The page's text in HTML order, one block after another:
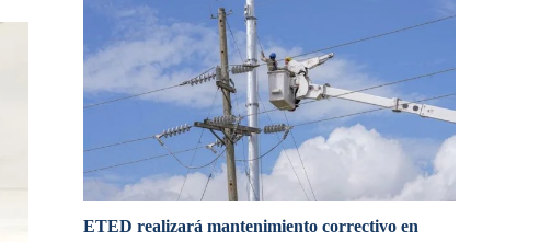
ETED realizará mantenimiento correctivo en